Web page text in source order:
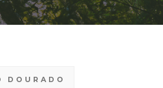
DOURADO